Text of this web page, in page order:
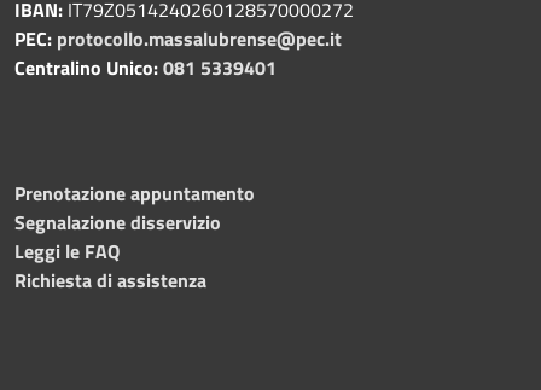
IBAN: IT79Z0514240260128570000272
PEC: protocollo.massalubrense@pec.it
Centralino Unico:081 5339401
Prenotazione appuntamento
Segnalazione disservizio
Leggi le FAQ
Richiesta di assistenza